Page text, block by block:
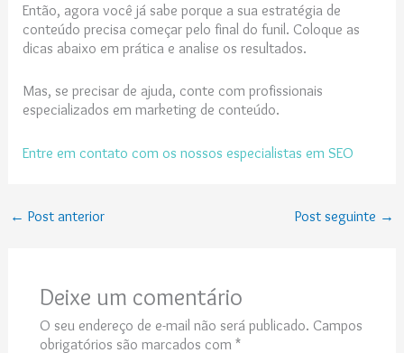
Então, agora você já sabe porque a sua estratégia de
conteúdo precisa começar pelo final do funil. Coloque as
dicas abaixo em prática e analise os resultados.
Mas, se precisar de ajuda, conte com profissionais
especializados em marketing de conteúdo.
Entre em contato com os nossos especialistas em SEO
← Post anterior Post seguinte →
Deixe um comentário
O seu endereço de e-mail não será publicado. Campos
obrigatórios são marcados com *